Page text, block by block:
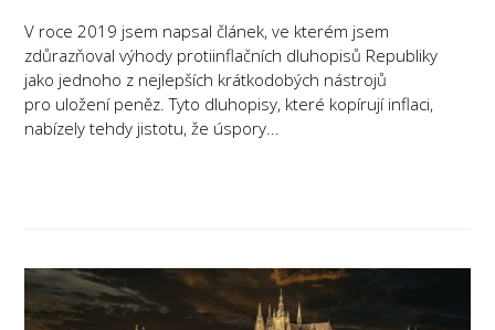
V roce 2019 jsem napsal článek, ve kterém jsem
zdůrazňoval výhody protiinflačních dluhopisů Republiky
jako jednoho z nejlepších krátkodobých nástrojů
pro uložení peněz. Tyto dluhopisy, které kopírují inflaci,
nabízely tehdy jistotu, že úspory...